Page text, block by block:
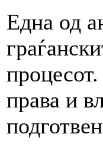
Една од
права и